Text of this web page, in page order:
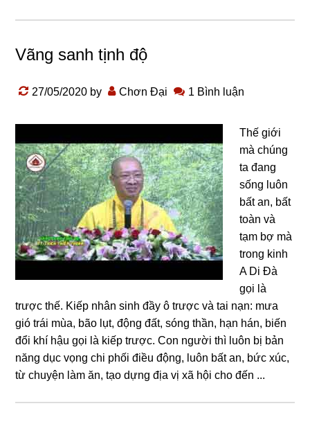
Vãng sanh tịnh độ
27/05/2020 by Chơn Đại 1 Bình luận
Thế giới
mà chúng
ta đang
sống luôn
bất an, bất
toàn và
tạm bợ mà
trong kinh
A Di Đà
gọi là
trược thế. Kiếp nhân sinh đầy ô trược và tai nạn: mưa
gió trái mùa, bão lụt, động đất, sóng thần, hạn hán, biến
đổi khí hậu gọi là kiếp trược. Con người thì luôn bị bản
năng dục vọng chi phối điều động, luôn bất an, bức xúc,
từ chuyện làm ăn, tạo dựng địa vị xã hội cho đến ...